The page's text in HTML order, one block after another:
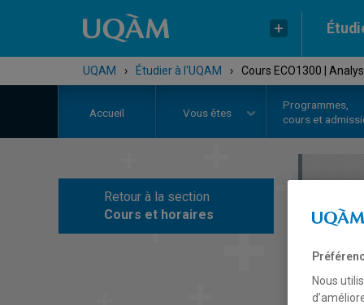
UQAM › Étudier à l'UQAM › Cours ECO1300 |
Accueil Vous êtes
Programmes,
cours et
Retour à la section
Cours et horaires
Nous